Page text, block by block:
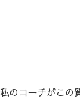
のコーチがこの